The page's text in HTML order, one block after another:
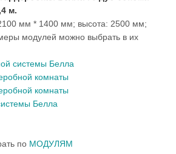
м.
мм * 1400 мм; высота: 2500 мм;
модулей можно выбрать в их
системы Белла
комнаты
комнаты
Белла
по МОДУЛЯМ